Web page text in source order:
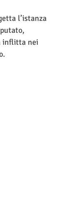
l’istanza
inflitta nei